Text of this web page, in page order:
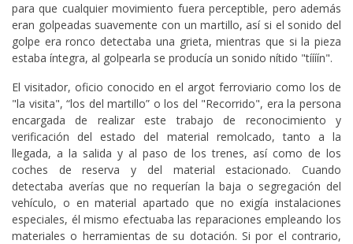
para que cualquier movimiento fuera perceptible, pero además
eran golpeadas suavemente con un martillo, así si el sonido del
golpe era ronco detectaba una grieta, mientras que si la pieza
estaba íntegra, al golpearla se producía un sonido nítido "tíííín".
El visitador, oficio conocido en el argot ferroviario como los de
"la visita", “los del martillo” o los del "Recorrido", era la persona
encargada de realizar este trabajo de reconocimiento y
verificación del estado del material remolcado, tanto a la
llegada, a la salida y al paso de los trenes, así como de los
coches de reserva y del material estacionado. Cuando
detectaba averías que no requerían la baja o segregación del
vehículo, o en material apartado que no exigía instalaciones
especiales, él mismo efectuaba las reparaciones empleando los
materiales o herramientas de su dotación. Si por el contrario,